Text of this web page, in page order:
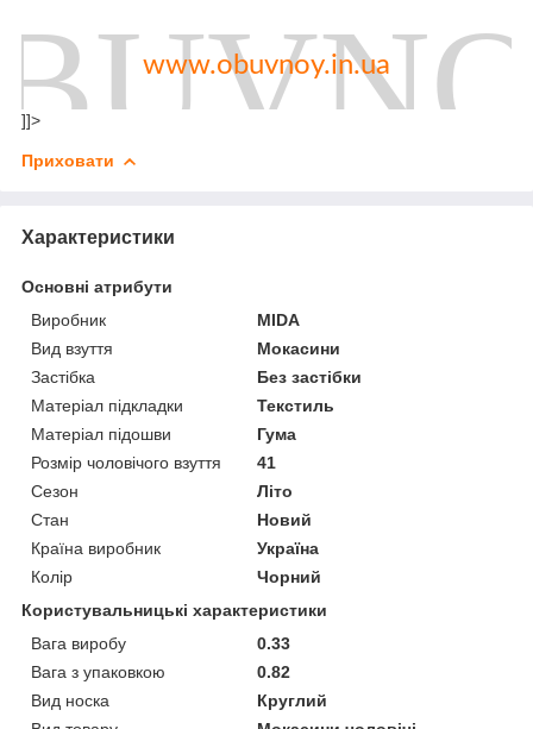
www.obuvnoy.in.ua
]]>
Приховати
Характеристики
Основні атрибути
Виробник
MIDA
Вид взуття
Мокасини
Застібка
Без застібки
Матеріал підкладки
Текстиль
Матеріал підошви
Гума
Розмір чоловічого взуття
41
Сезон
Літо
Стан
Новий
Країна виробник
Україна
Колір
Чорний
Користувальницькі характеристики
Вага виробу
0.33
Вага з упаковкою
0.82
Вид носка
Круглий